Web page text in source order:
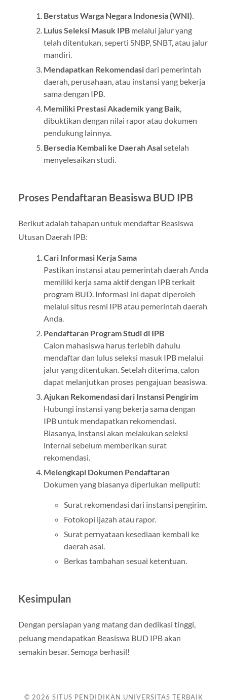
Berstatus Warga Negara Indonesia (WNI)
Lulus Seleksi Masuk IPBmelalui jalur yang
telah ditentukan, seperti SNBP, SNBT, atau jalur
mandiri.
Mendapatkan Rekomendasidari pemerintah
daerah, perusahaan, atau instansi yang bekerja
sama dengan IPB.
Memiliki Prestasi Akademik yang Baik,
dibuktikan dengan nilai rapor atau dokumen
pendukung lainnya.
Bersedia Kembali ke Daerah Asalsetelah
menyelesaikan studi.
Proses Pendaftaran Beasiswa BUD IPB
Berikut adalah tahapan untuk mendaftar Beasiswa
Utusan Daerah IPB:
Cari Informasi Kerja Sama
Pastikan instansi atau pemerintah daerah Anda
memiliki kerja sama aktif dengan IPB terkait
program BUD. Informasi ini dapat diperoleh
melalui situs resmi IPB atau pemerintah daerah
Anda.
Pendaftaran Program Studi di IPB
Calon mahasiswa harus terlebih dahulu
mendaftar dan lulus seleksi masuk IPB melalui
jalur yang ditentukan. Setelah diterima, calon
dapat melanjutkan proses pengajuan beasiswa.
Ajukan Rekomendasi dari Instansi Pengirim
Hubungi instansi yang bekerja sama dengan
IPB untuk mendapatkan rekomendasi.
Biasanya, instansi akan melakukan seleksi
internal sebelum memberikan surat
rekomendasi.
Melengkapi Dokumen Pendaftaran
Dokumen yang biasanya diperlukan meliputi:
Surat rekomendasi dari instansi pengirim.
Fotokopi ijazah atau rapor.
Surat pernyataan kesediaan kembali ke
daerah asal.
Berkas tambahan sesuai ketentuan.
Kesimpulan
Dengan persiapan yang matang dan dedikasi tinggi,
peluang mendapatkan Beasiswa BUD IPB akan
semakin besar. Semoga berhasil!
© 2026 SITUS PENDIDIKAN UNIVERSITAS TERBAIK